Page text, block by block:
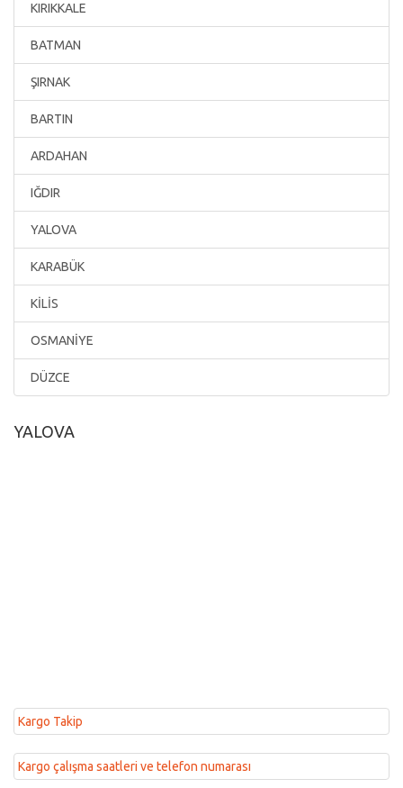
KIRIKKALE
BATMAN
ŞIRNAK
BARTIN
ARDAHAN
IĞDIR
YALOVA
KARABÜK
KİLİS
OSMANİYE
DÜZCE
YALOVA
Kargo Takip
Kargo çalışma saatleri ve telefon numarası